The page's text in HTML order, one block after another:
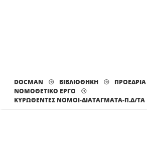
DOCMAN ΒΙΒΛΙΟΘΗΚΗ
ΝΟΜΟΘΕΤΙΚΟ ΕΡΓΟ
ΚΥΡΩΘΈΝΤΕΣ ΝΌΜΟΙ-ΔΙΑΤΆΓΜΑΤΑ-Π.Δ/ΤΑ